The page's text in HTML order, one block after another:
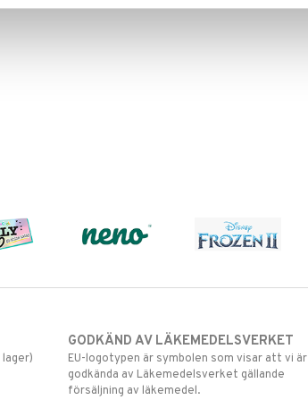
GODKÄND AV LÄKEMEDELSVERKET
EU-logotypen är symbolen som visar att vi är
godkända av Läkemedelsverket gällande
försäljning av läkemedel.